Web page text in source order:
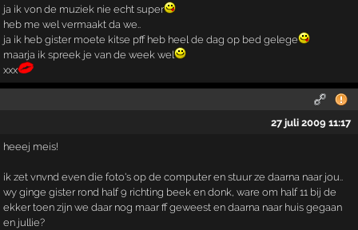
ja ik von de muziek nie echt super
heb me wel vermaakt da we..
ja ik heb gister moete kitse pff heb heel de dag op bed gelege
maarja ik spreek je van de week wel
xxx
27 juli 2009 11:17
heeej meis!
ik zet vnvnd even die foto's op de computer en stuur ze daarna naar jou..
wy ginge gister rond half 9 richting beek en donk, ware om half 11 bij de
ekker toen zijn we daar nog maar ff geweest en daarna naar huis gegaan
en jullie?